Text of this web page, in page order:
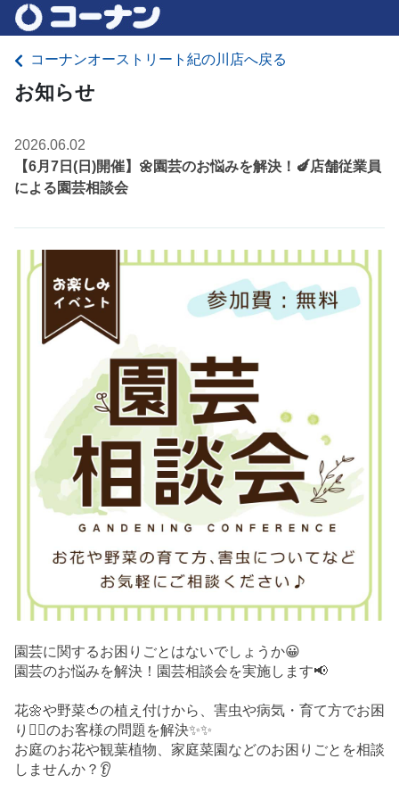
コーナンオーストリート紀の川店へ戻る
お知らせ
2026.06.02
【6月7日(日)開催】🌼園芸のお悩みを解決！🍆店舗従業員
による園芸相談会
園芸に関するお困りごとはないでしょうか😀
園芸のお悩みを解決！園芸相談会を実施します📢
花🌼や野菜🍅の植え付けから、害虫や病気・育て方でお困
り😮‍💨のお客様の問題を解決✨✨
お庭のお花や観葉植物、家庭菜園などのお困りごとを相談
しませんか？👂